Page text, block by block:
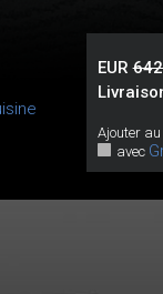
EUR
Ajouter
avec